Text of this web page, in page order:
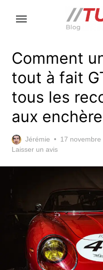
Comment
tout à fait
tous les
aux
Jérémie
Posted
17 novembre
Laisser un avis